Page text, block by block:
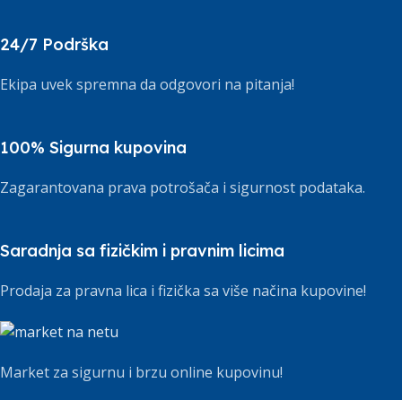
24/7 Podrška
Ekipa uvek spremna da odgovori na pitanja!
100% Sigurna kupovina
Zagarantovana prava potrošača i sigurnost podataka.
Saradnja sa fizičkim i pravnim licima
Prodaja za pravna lica i fizička sa više načina kupovine!
Market za sigurnu i brzu online kupovinu!